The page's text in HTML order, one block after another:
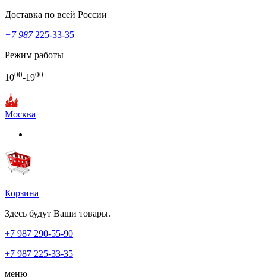
Доставка по всей России
+7 987225-33-35
Режим работы
1000-1900
Москва
Корзина
Здесь будут Ваши товары.
+7 987 290-55-90
+7 987 225-33-35
меню